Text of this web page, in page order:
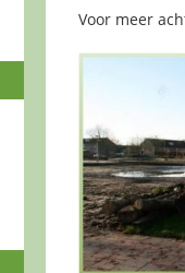
Voor meer